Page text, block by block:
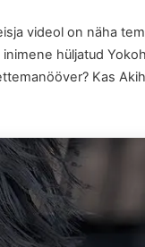
videol on näha
hüljatud
Kas